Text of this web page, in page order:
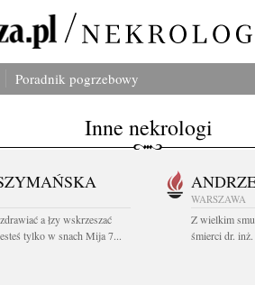
Poradnik pogrzebowy
Inne nekrologi
a łzy wskrzeszać
tylko w snach Mija 7...
WARSZAWA
Z wielkim
śmierci dr.